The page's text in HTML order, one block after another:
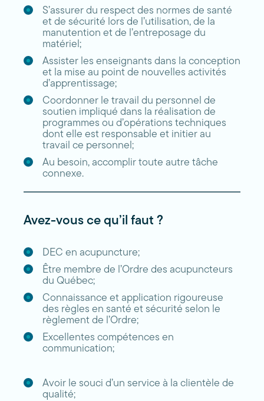
S’assurer du respect des normes de santé
et de sécurité lors de l’utilisation, de la
manutention et de l’entreposage du
matériel;
Assister les enseignants dans la conception
et la mise au point de nouvelles activités
d’apprentissage;
Coordonner le travail du personnel de
soutien impliqué dans la réalisation de
programmes ou d’opérations techniques
dont elle est responsable et initier au
travail ce personnel;
Au besoin, accomplir toute autre tâche
connexe.
Avez-vous ce qu’il faut ?
DEC en acupuncture;
Être membre de l’Ordre des acupuncteurs
du Québec;
Connaissance et application rigoureuse
des règles en santé et sécurité selon le
règlement de l’Ordre;
Excellentes compétences en
communication;
Avoir le souci d’un service à la clientèle de
qualité;